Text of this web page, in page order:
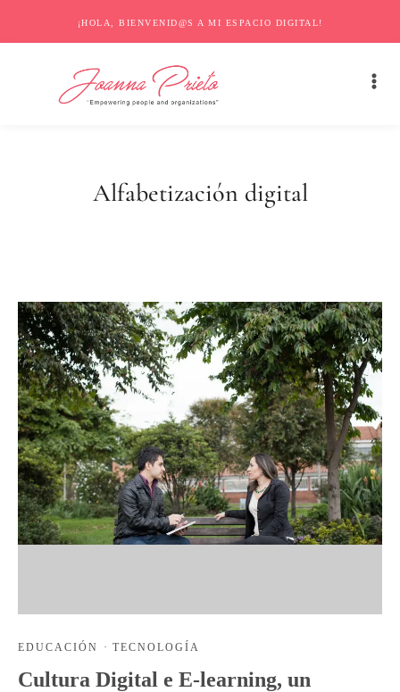
¡HOLA, BIENVENID@S A MI ESPACIO DIGITAL!
Alfabetización digital
EDUCACIÓN · TECNOLOGÍA
Cultura Digital e E-learning, un